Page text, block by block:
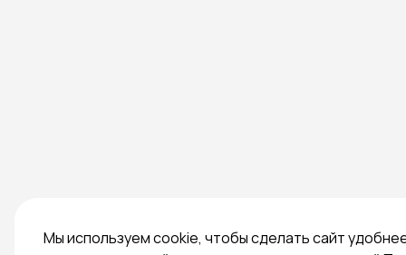
Мы используем cookie, чтобы сделать сайт